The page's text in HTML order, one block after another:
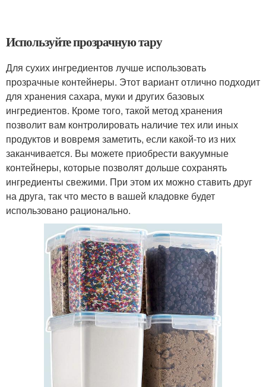
Используйте прозрачную тару
Для сухих ингредиентов лучше использовать
прозрачные контейнеры. Этот вариант отлично подходит
для хранения сахара, муки и других базовых
ингредиентов. Кроме того, такой метод хранения
позволит вам контролировать наличие тех или иных
продуктов и вовремя заметить, если какой-то из них
заканчивается. Вы можете приобрести вакуумные
контейнеры, которые позволят дольше сохранять
ингредиенты свежими. При этом их можно ставить друг
на друга, так что место в вашей кладовке будет
использовано рационально.